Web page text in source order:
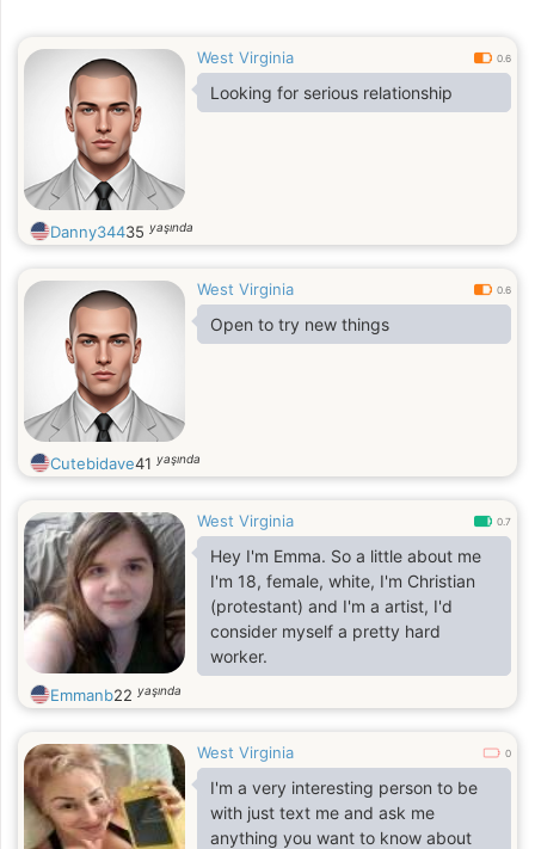
West Virginia 0.6
Looking for serious relationship
Danny34435 yaşında
West Virginia 0.6
Open to try new things
Cutebidave41 yaşında
West Virginia 0.7
Hey I'm Emma. So a little about me
I'm 18, female, white, I'm Christian
(protestant) and I'm a artist, I'd
consider myself a pretty hard
worker.
Emmanb22 yaşında
West Virginia 0
I'm a very interesting person to be
with just text me and ask me
anything you want to know about